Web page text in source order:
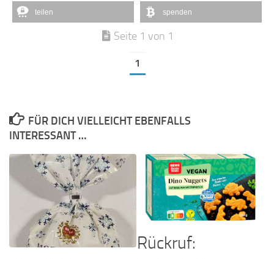
teilen spenden
Seite 1 von 1
1
FÜR DICH VIELLEICHT EBENFALLS
INTERESSANT …
Rückruf: